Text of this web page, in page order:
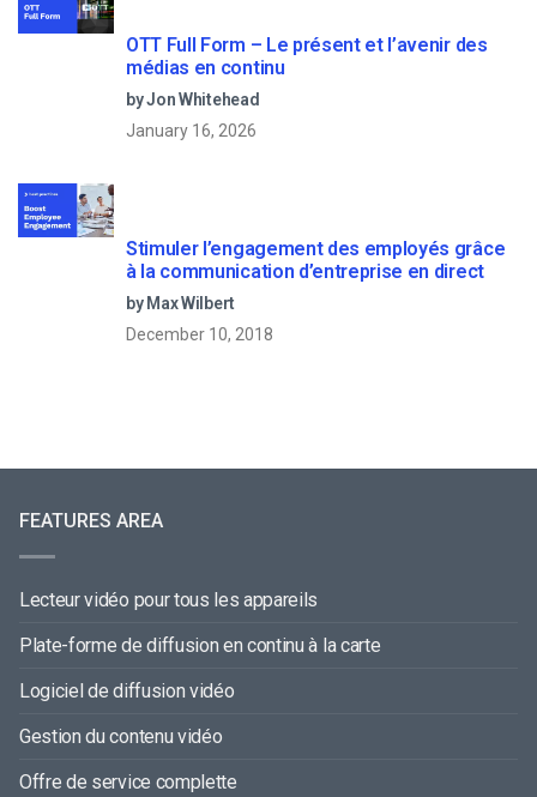
OTT Full Form – Le présent et l’avenir des
médias en continu
by Jon Whitehead
January 16, 2026
Stimuler l’engagement des employés grâce
à la communication d’entreprise en direct
by Max Wilbert
December 10, 2018
FEATURES AREA
Lecteur vidéo pour tous les appareils
Plate-forme de diffusion en continu à la carte
Logiciel de diffusion vidéo
Gestion du contenu vidéo
Offre de service complette